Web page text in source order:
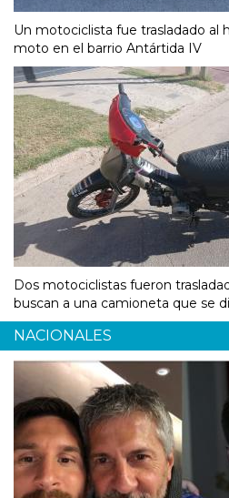
Un motociclista fue trasladado al
moto en el barrio Antártida IV
Dos motociclistas fueron
buscan a una camioneta que se
NACIONALES